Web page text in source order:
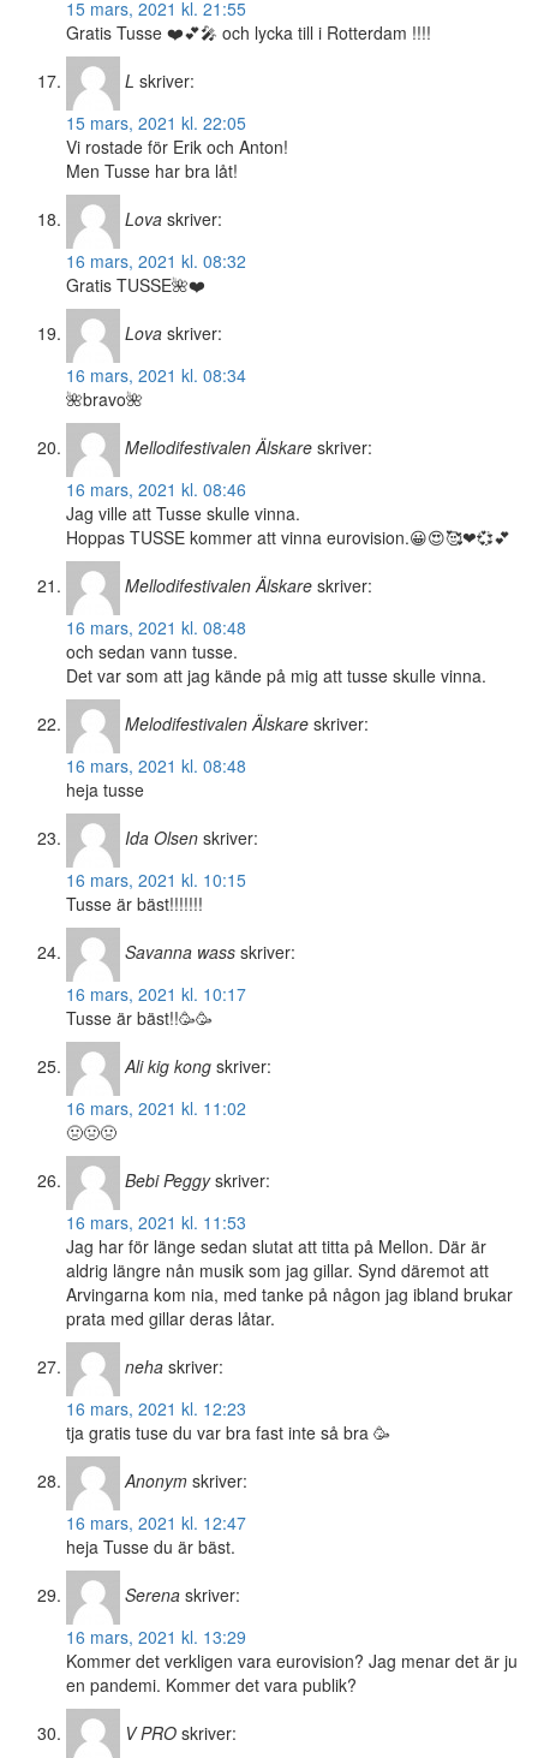
15 mars, 2021 kl. 21:55
Gratis Tusse ❤️💕🎤 och lycka till i Rotterdam !!!!
L skriver:
15 mars, 2021 kl. 22:05
Vi rostade för Erik och Anton!
Men Tusse har bra låt!
Lova skriver:
16 mars, 2021 kl. 08:32
Gratis TUSSE🌺❤️
Lova skriver:
16 mars, 2021 kl. 08:34
🌺bravo🌺
Mellodifestivalen Älskare skriver:
16 mars, 2021 kl. 08:46
Jag ville att Tusse skulle vinna.
Hoppas TUSSE kommer att vinna eurovision.😀😍🥰❤💞💕
Mellodifestivalen Älskare skriver:
16 mars, 2021 kl. 08:48
och sedan vann tusse.
Det var som att jag kände på mig att tusse skulle vinna.
Melodifestivalen Älskare skriver:
16 mars, 2021 kl. 08:48
heja tusse
Ida Olsen skriver:
16 mars, 2021 kl. 10:15
Tusse är bäst!!!!!!!
Savanna wass skriver:
16 mars, 2021 kl. 10:17
Tusse är bäst!!🥳🥳
Ali kig kong skriver:
16 mars, 2021 kl. 11:02
🤢🤢🤢
Bebi Peggy skriver:
16 mars, 2021 kl. 11:53
Jag har för länge sedan slutat att titta på Mellon. Där är
aldrig längre nån musik som jag gillar. Synd däremot att
Arvingarna kom nia, med tanke på någon jag ibland brukar
prata med gillar deras låtar.
neha skriver:
16 mars, 2021 kl. 12:23
tja gratis tuse du var bra fast inte så bra 🥳
Anonym skriver:
16 mars, 2021 kl. 12:47
heja Tusse du är bäst.
Serena skriver:
16 mars, 2021 kl. 13:29
Kommer det verkligen vara eurovision? Jag menar det är ju
en pandemi. Kommer det vara publik?
V PRO skriver: